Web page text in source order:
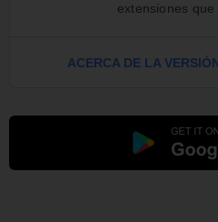
extensiones que
ACERCA DE LA